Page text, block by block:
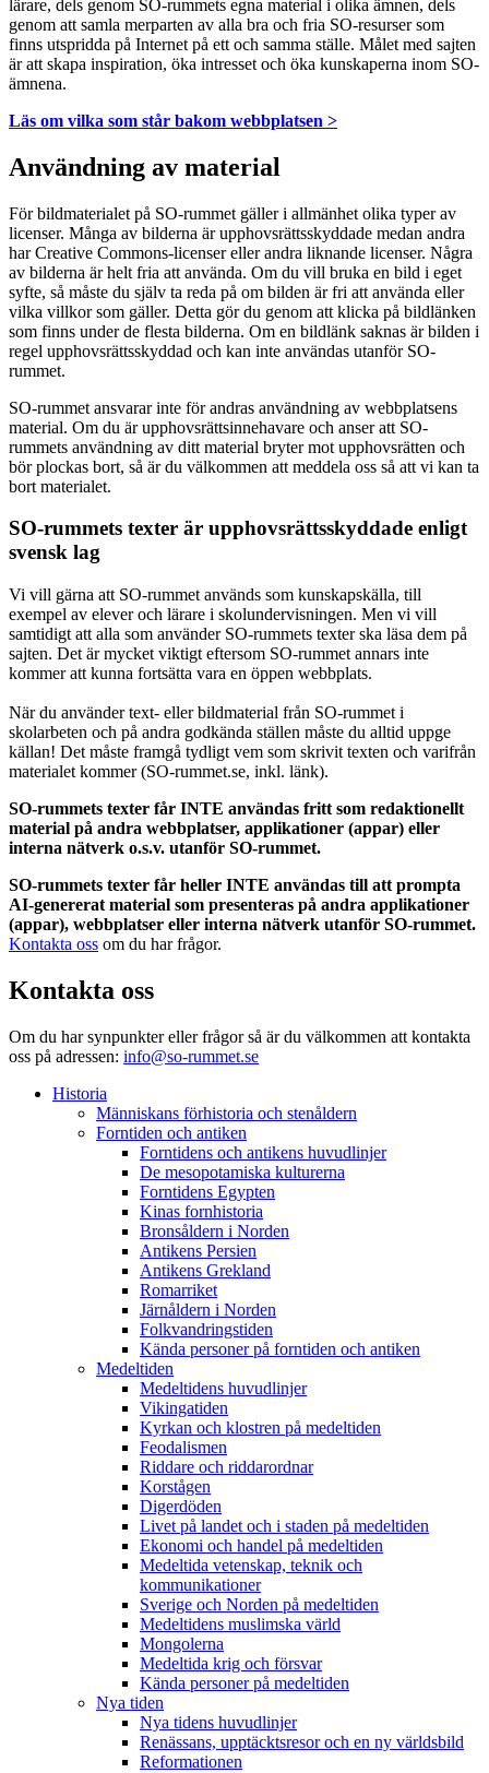
lärare, dels genom SO-rummets egna material i olika ämnen, dels
genom att samla merparten av alla bra och fria SO-resurser som
finns utspridda på Internet på ett och samma ställe. Målet med sajten
är att skapa inspiration, öka intresset och öka kunskaperna inom SO-
ämnena.
Läs om vilka som står bakom webbplatsen >
Användning av material
För bildmaterialet på SO-rummet gäller i allmänhet olika typer av
licenser. Många av bilderna är upphovsrättsskyddade medan andra
har Creative Commons-licenser eller andra liknande licenser. Några
av bilderna är helt fria att använda. Om du vill bruka en bild i eget
syfte, så måste du själv ta reda på om bilden är fri att använda eller
vilka villkor som gäller. Detta gör du genom att klicka på bildlänken
som finns under de flesta bilderna. Om en bildlänk saknas är bilden i
regel upphovsrättsskyddad och kan inte användas utanför SO-
rummet.
SO-rummet ansvarar inte för andras användning av webbplatsens
material. Om du är upphovsrättsinnehavare och anser att SO-
rummets användning av ditt material bryter mot upphovsrätten och
bör plockas bort, så är du välkommen att meddela oss så att vi kan ta
bort materialet.
SO-rummets texter är upphovsrättsskyddade enligt
svensk lag
Vi vill gärna att SO-rummet används som kunskapskälla, till
exempel av elever och lärare i skolundervisningen. Men vi vill
samtidigt att alla som använder SO-rummets texter ska läsa dem på
sajten. Det är mycket viktigt eftersom SO-rummet annars inte
kommer att kunna fortsätta vara en öppen webbplats.
När du använder text- eller bildmaterial från SO-rummet i
skolarbeten och på andra godkända ställen måste du alltid uppge
källan! Det måste framgå tydligt vem som skrivit texten och varifrån
materialet kommer (SO-rummet.se, inkl. länk).
SO-rummets texter får INTE användas fritt som redaktionellt
material på andra webbplatser, applikationer (appar) eller
interna nätverk o.s.v. utanför SO-rummet.
SO-rummets texter får heller INTE användas till att prompta
AI-genererat material som presenteras på andra applikationer
(appar), webbplatser eller interna nätverk utanför SO-rummet.
Kontakta oss om du har frågor.
Kontakta oss
Om du har synpunkter eller frågor så är du välkommen att kontakta
oss på adressen: info@so-rummet.se
Historia
Människans förhistoria och stenåldern
Forntiden och antiken
Forntidens och antikens huvudlinjer
De mesopotamiska kulturerna
Forntidens Egypten
Kinas fornhistoria
Bronsåldern i Norden
Antikens Persien
Antikens Grekland
Romarriket
Järnåldern i Norden
Folkvandringstiden
Kända personer på forntiden och antiken
Medeltiden
Medeltidens huvudlinjer
Vikingatiden
Kyrkan och klostren på medeltiden
Feodalismen
Riddare och riddarordnar
Korstågen
Digerdöden
Livet på landet och i staden på medeltiden
Ekonomi och handel på medeltiden
Medeltida vetenskap, teknik och
kommunikationer
Sverige och Norden på medeltiden
Medeltidens muslimska värld
Mongolerna
Medeltida krig och försvar
Kända personer på medeltiden
Nya tiden
Nya tidens huvudlinjer
Renässans, upptäcktsresor och en ny världsbild
Reformationen